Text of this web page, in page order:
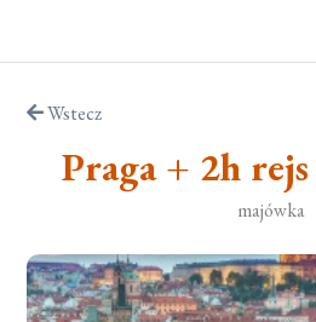
Wstecz
Praga + 2h
majówka